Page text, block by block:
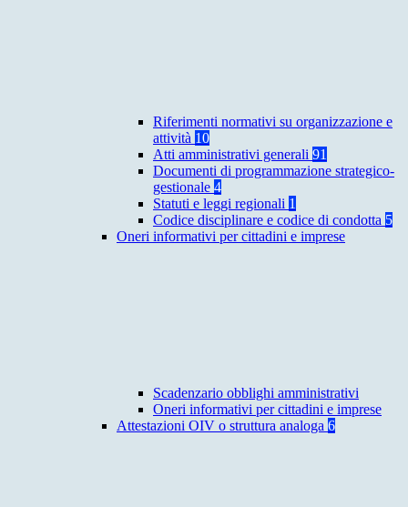
Riferimenti normativi su organizzazione e
attività 10
Atti amministrativi generali 91
Documenti di programmazione strategico-
gestionale 4
Statuti e leggi regionali 1
Codice disciplinare e codice di condotta 5
Oneri informativi per cittadini e imprese
Scadenzario obblighi amministrativi
Oneri informativi per cittadini e imprese
Attestazioni OIV o struttura analoga 6